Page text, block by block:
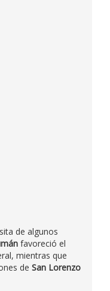
de algunos
favoreció el
mientras que
de San Lorenzo